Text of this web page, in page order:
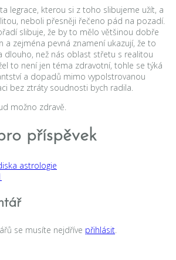
legrace, kterou si z toho slibujeme užít, a
neboli přesněji řečeno pád na pozadí.
slibuje, že by to mělo většinou dobře
a zejména pevná znamení ukazují, že to
dlouho, než nás oblast střetu s realitou
to není jen téma zdravotní, tohle se týká
a dopadů mimo vypolstrovanou
bez ztráty soudnosti bych radila.
možno zdravě.
příspěvek
astrologie
se musíte nejdříve přihlásit